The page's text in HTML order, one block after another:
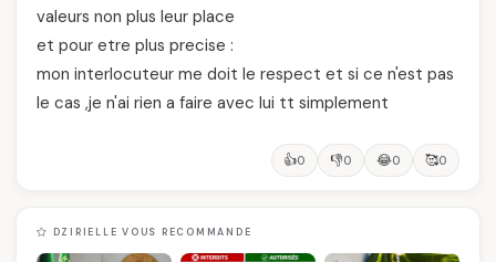
valeurs non plus leur place
et pour etre plus precise :
mon interlocuteur me doit le respect et si ce n'est pas
le cas ,je n'ai rien a faire avec lui tt simplement
👍0 👎0 😂0 🥰0
DZIRIELLE VOUS RECOMMANDE